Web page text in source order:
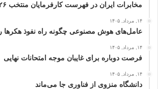
مخابرات ایران در فهرست کارفرمایان منتخب ۲۰۲۶ قرار گرفت
۱۴, مرداد, ۱۴۰۵
عامل‌های هوش مصنوعی چگونه راه نفوذ هکرها
۱۴, مرداد, ۱۴۰۵
فرصت دوباره برای غایبان موجه امتحانات نهایی
۱۴, مرداد, ۱۴۰۵
دانشگاه منزوی از فناوری جا می‌ماند